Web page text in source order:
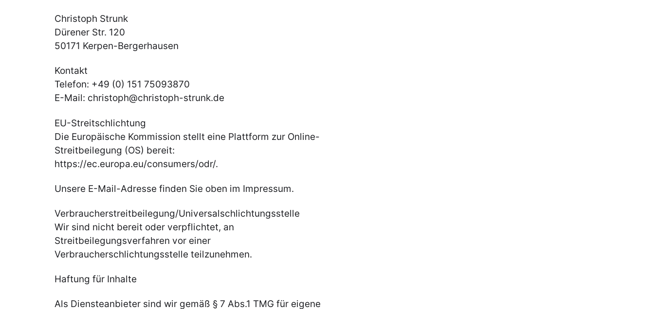
Christoph Strunk
Dürener Str. 120
50171 Kerpen-Bergerhausen
Kontakt
Telefon: +49 (0) 151 75093870
E-Mail: christoph@christoph-strunk.de
EU-Streitschlichtung
Die Europäische Kommission stellt eine Plattform zur Online-
Streitbeilegung (OS) bereit:
https://ec.europa.eu/consumers/odr/.
Unsere E-Mail-Adresse finden Sie oben im Impressum.
Verbraucherstreitbeilegung/Universalschlichtungsstelle
Wir sind nicht bereit oder verpflichtet, an
Streitbeilegungsverfahren vor einer
Verbraucherschlichtungsstelle teilzunehmen.
Haftung für Inhalte
Als Diensteanbieter sind wir gemäß § 7 Abs.1 TMG für eigene